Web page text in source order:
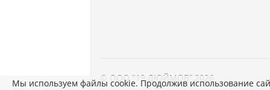
© ООО "19 ДЮЙМОВ" 2026
Мы используем файлы cookie. Продолжив использование